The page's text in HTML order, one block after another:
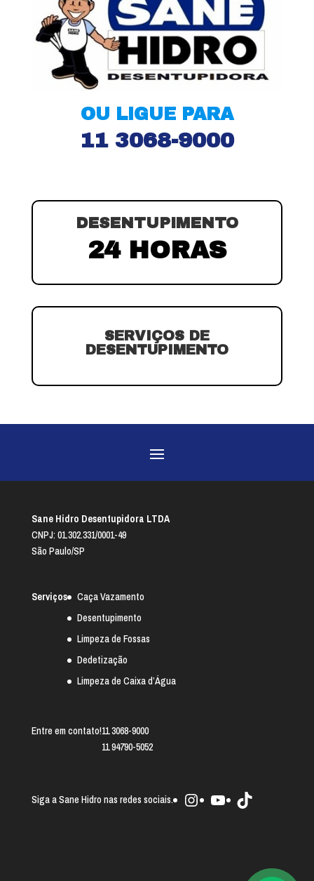
OU LIGUE PARA
11 3068-9000
DESENTUPIMENTO
24 HORAS
SERVIÇOS DE
DESENTUPIMENTO
Sane Hidro Desentupidora LTDA
CNPJ: 01.302.331/0001-49
São Paulo/SP
Serviços
Caça Vazamento
Desentupimento
Limpeza de Fossas
Dedetização
Limpeza de Caixa d’Água
Entre em contato!11 3068-9000
11 94790-5052
Siga a Sane Hidro nas redes sociais. Instagram
YoutubeTikTok